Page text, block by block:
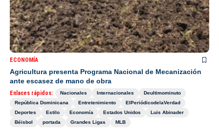
ECONOMÍA
Agricultura presenta Programa Nacional de Mecanización
ante escasez de mano de obra
Enlaces rápidos: Nacionales Internacionales
Deultimominuto
República Dominicana
Entretenimiento
ElPeriódicodelaVerdad
Deportes
Estilo Economía Estados Unidos
Luis Abinader
Béisbol
portada Grandes Ligas MLB